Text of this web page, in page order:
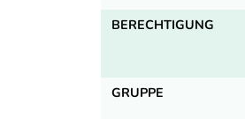
BERECHTIGUNG
GRUPPE